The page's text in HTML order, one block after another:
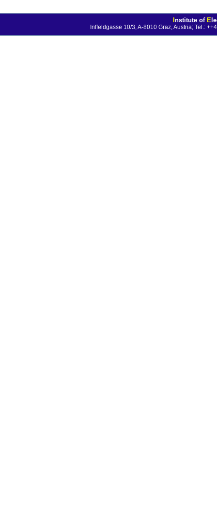
Institute of E
Inffeldgasse 10/3, A-8010 Graz, Austria; Tel.: